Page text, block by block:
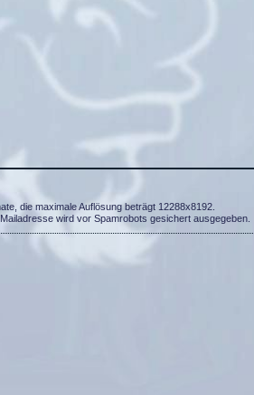
die maximale Auflösung beträgt 12288x8192.
wird vor Spamrobots gesichert ausgegeben.